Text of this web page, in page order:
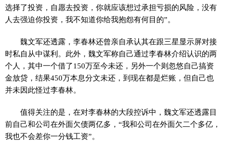
选择了投资，自愿去投资，你就应该想过承担亏损的风险，没有
人去强迫你投资，我不知道你给我抱怨有何目的”。
魏文军还透露，李春林还曾亲自承认其在跟三星显示屏对接
时私自从中谋利。此外，魏文军称自己通过李春林介绍认识的两
个人，其中一个借了150万至今未还，另外一个则忽悠自己搞资
金放贷，结果450万本息分文未还，到现在都是烂账，但自己也
并未因此怪过李春林。
值得关注的是，在对李春林的大段控诉中，魏文军还透露目
前自己和公司在外面欠债两亿多，“我和公司在外面欠二个多亿，
我也不会差你一分钱工资”。